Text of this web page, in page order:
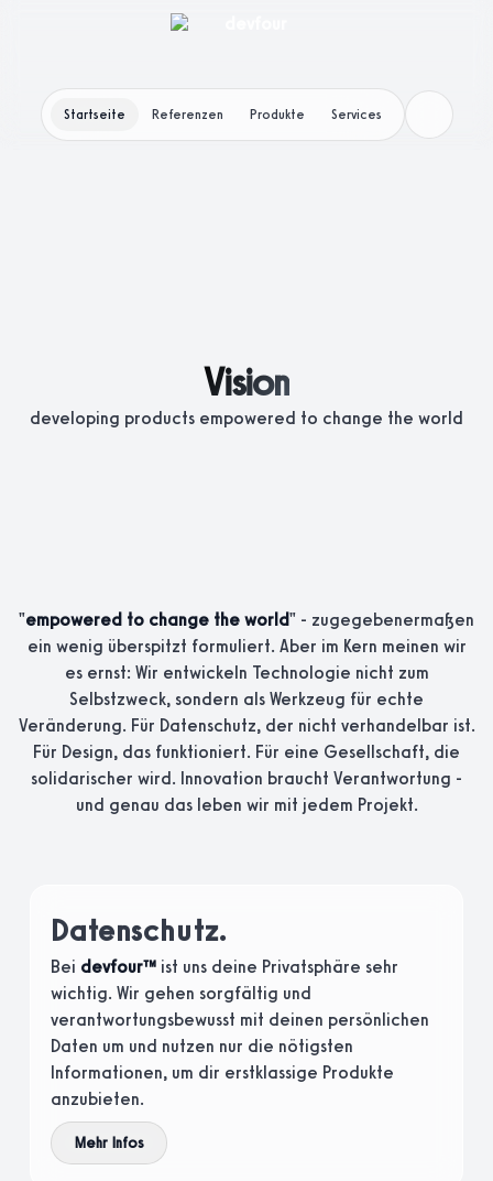
Startseite Referenzen Produkte Services
Vision
developing products empowered to change the world
"empowered to change the world" - zugegebenermaßen
ein wenig überspitzt formuliert. Aber im Kern meinen wir
es ernst: Wir entwickeln Technologie nicht zum
Selbstzweck, sondern als Werkzeug für echte
Veränderung. Für Datenschutz, der nicht verhandelbar ist.
Für Design, das funktioniert. Für eine Gesellschaft, die
solidarischer wird. Innovation braucht Verantwortung -
und genau das leben wir mit jedem Projekt.
Datenschutz.
Bei devfour™ ist uns deine Privatsphäre sehr
wichtig. Wir gehen sorgfältig und
verantwortungsbewusst mit deinen persönlichen
Daten um und nutzen nur die nötigsten
Informationen, um dir erstklassige Produkte
anzubieten.
Mehr Infos